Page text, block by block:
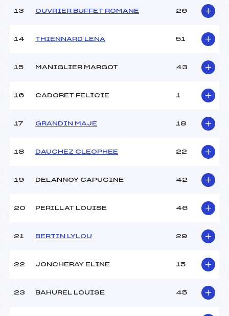
Traceur :
Ouvreurs E :
Pénalité appliquée :
255.0000
13 OUVRIER BUFFET ROMANE 26
14 THIENNARD LENA 51
15 MANIGLIER MARGOT 43
16 CADORET FELICIE 1
17 GRANDIN MAJE 18
18 DAUCHEZ CLEOPHEE 22
19 DELANNOY CAPUCINE 42
20 PERILLAT LOUISE 46
21 BERTIN LYLOU 29
22 JONCHERAY ELINE 15
23 BAHUREL LOUISE 45